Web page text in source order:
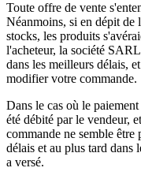
Toute offre de vente
Néanmoins, si en dépit de
stocks, les produits
l'acheteur, la société
dans les meilleurs délais,
modifier votre commande.
Dans le cas où le
été débité par le vendeur,
commande ne semble être
délais et au plus tard dans
a versé.